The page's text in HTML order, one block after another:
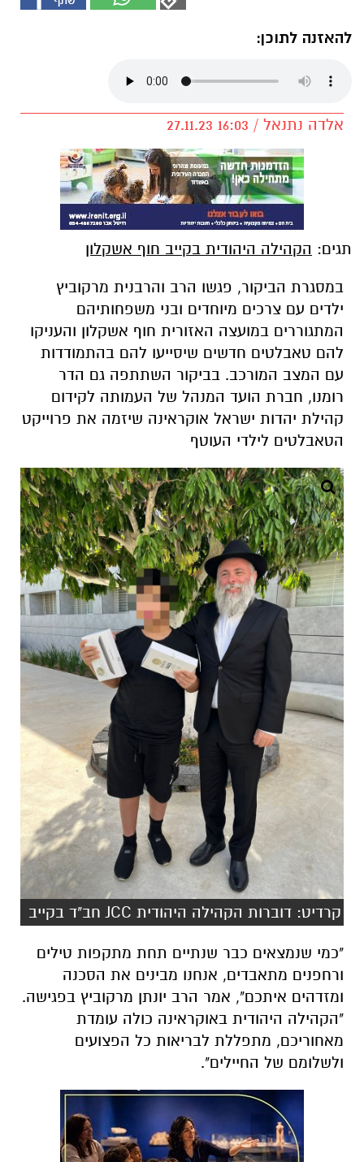
להאזנה לתוכן:
אלדה נתנאל / 16:03 27.11.23
תגים: הקהילה היהודית בקייב חוף אשקלון
במסגרת הביקור, פגשו הרב והרבנית מרקוביץ
ילדים עם צרכים מיוחדים ובני משפחותיהם
המתגוררים במועצה האזורית חוף אשקלון והעניקו
להם טאבלטים חדשים שיסייעו להם בהתמודדות
עם המצב המורכב. בביקור השתתפה גם הדר
רומנו, חברת הועד המנהל של העמותה לקידום
קהילת יהדות ישראל אוקראינה שיזמה את פרוייקט
הטאבלטים לילדי העוטף
קרדיט: דוברות הקהילה היהודית JCC חב"ד בקייב
"כמי שנמצאים כבר שנתיים תחת מתקפות טילים
ורחפנים מתאבדים, אנחנו מבינים את הסכנה
ומזדהים איתכם", אמר הרב יונתן מרקוביץ בפגישה.
"הקהילה היהודית באוקראינה כולה עומדת
מאחוריכם, מתפללת לבריאות כל הפצועים
ולשלומם של החיילים".